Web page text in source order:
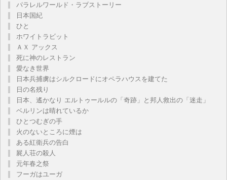
パラレルワールド・ラブストーリー
日本国紀
ひと
ホワイトラビット
ＡＸ アックス
死に神のレストラン
愛なき世界
日本兵捕虜はシルクロードにオペラハウスを建てた
日の名残り
日本、遙かなり エルトゥールルの「奇跡」と邦人救出の「迷走」
ベルリンは晴れているか
ひとつむぎの手
火のないところに煙は
ある紅衛兵の告白
屍人荘の殺人
元年春之祭
フーガはユーガ